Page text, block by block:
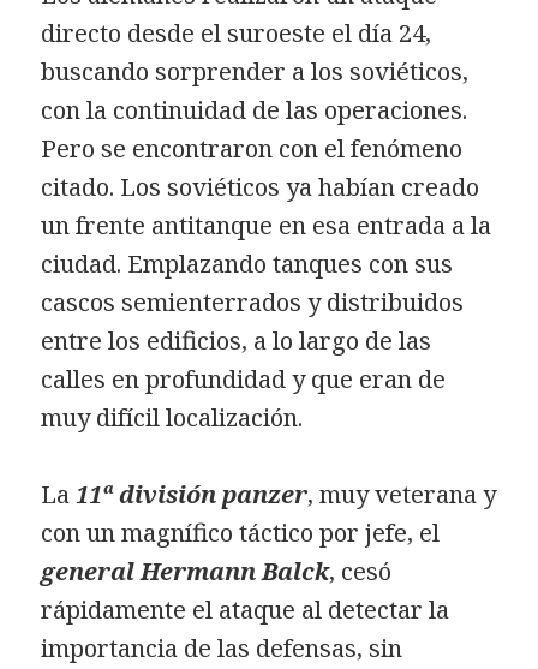
directo desde el suroeste el día 24,
buscando sorprender a los soviéticos,
con la continuidad de las operaciones.
Pero se encontraron con el fenómeno
citado. Los soviéticos ya habían creado
un frente antitanque en esa entrada a la
ciudad. Emplazando tanques con sus
cascos semienterrados y distribuidos
entre los edificios, a lo largo de las
calles en profundidad y que eran de
muy difícil localización.
La 11ª división panzer, muy veterana y
con un magnífico táctico por jefe, el
general Hermann Balck, cesó
rápidamente el ataque al detectar la
importancia de las defensas, sin